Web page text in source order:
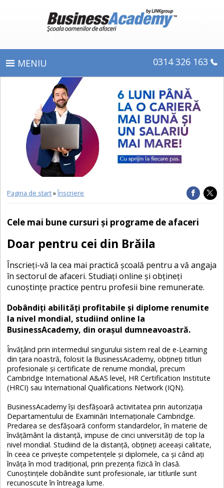
0314 326 163
CE OBŢINEŢI
E-LEARNING
Pagina de start»Înscriere
Cele mai bune cursuri şi programe de afaceri
Doar pentru cei din Brăila
Înscrieţi-vă la cea mai practică şcoală pentru a vă angaja
în sectorul de afaceri. Studiaţi online şi obţineţi
cunoştinţe practice pentru profesii bine remunerate.
Dobândiţi abilităţi profitabile şi diplome renumite
la nivel mondial, studiind online la
BusinessAcademy, din oraşul dumneavoastră.
Învăţând prin intermediul singurului sistem real de e-Learning
din ţara noastră, folosit la BusinessAcademy, obţineţi titluri
profesionale şi certificate de renume mondial, precum
Cambridge International A&AS level, HR Certification Institute
(HRCI) sau International Qualifications Network (IQN).
BusinessAcademy îşi desfăşoară activitatea prin autorizaţia
Departamentului de Examinări Internaţionale Cambridge.
Predarea se desfăşoară conform standardelor, în materie de
învăţământ la distanţă, impuse de cinci universităţi de top la
nivel mondial. Studiind de la distanţă, obţineţi aceeaşi calitate,
în ceea ce priveşte competenţele şi diplomele, ca şi când aţi
învăţa în mod tradiţional, prin prezenţa fizică în clasă.
Cunoştinţele dobândite sunt profesionale, iar titlurile sunt
recunoscute în întreaga lume.